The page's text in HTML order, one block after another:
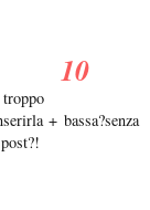
+ bassa?senza